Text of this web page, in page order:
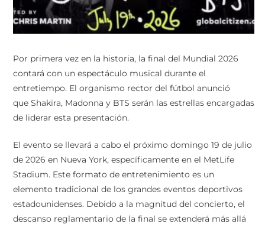
Por primera vez en la historia, la final del Mundial 2026
contará con un espectáculo musical durante el
entretiempo. El organismo rector del fútbol anunció
que Shakira, Madonna y BTS serán las estrellas encargadas
de liderar esta presentación.
El evento se llevará a cabo el próximo domingo 19 de julio
de 2026 en Nueva York, específicamente en el MetLife
Stadium. Este formato de entretenimiento es un
elemento tradicional de los grandes eventos deportivos
estadounidenses. Debido a la magnitud del concierto, el
descanso reglamentario de la final se extenderá más allá